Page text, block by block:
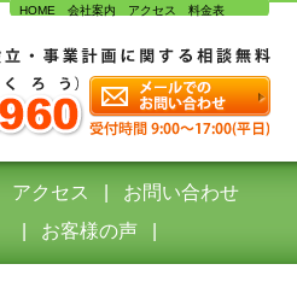
HOME 会社案内 アクセス 料金表
アクセス
お問い合わせ
お客様の声